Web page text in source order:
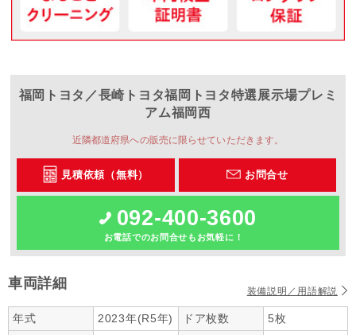
福岡トヨタ／長崎トヨタ福岡トヨタ特選展示場プレミ
アム福岡西
近隣都道府県への販売に限らせていただきます。
見積依頼（無料） お問合せ
092-400-3600
お電話でのお問合せもお気軽に！
車両詳細 装備説明／用語解説
年式 2023年(R5年) ドア枚数
5枚